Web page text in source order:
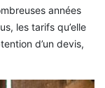
années
les tarifs qu’elle
d’un devis,